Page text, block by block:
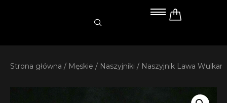
Strona główna / Męskie / Naszyjniki / Naszyjnik Lawa